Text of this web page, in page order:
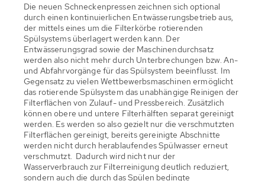
Die neuen Schneckenpressen zeichnen sich optional
durch einen kontinuierlichen Entwässerungsbetrieb aus,
der mittels eines um die Filterkörbe rotierenden
Spülsystems überlagert werden kann. Der
Entwässerungsgrad sowie der Maschinendurchsatz
werden also nicht mehr durch Unterbrechungen bzw. An-
und Abfahrvorgänge für das Spülsystem beeinflusst. Im
Gegensatz zu vielen Wettbewerbsmaschinen ermöglicht
das rotierende Spülsystem das unabhängige Reinigen der
Filterflächen von Zulauf- und Pressbereich. Zusätzlich
können obere und untere Filterhälften separat gereinigt
werden. Es werden so also gezielt nur die verschmutzten
Filterflächen gereinigt, bereits gereinigte Abschnitte
werden nicht durch herablaufendes Spülwasser erneut
verschmutzt. Dadurch wird nicht nur der
Wasserverbrauch zur Filterreinigung deutlich reduziert,
sondern auch die durch das Spülen bedingte